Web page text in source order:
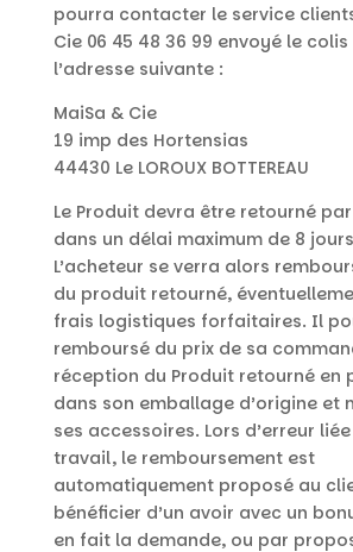
pourra contacter le service
Cie 06 45 48 36 99 envoyé le
l’adresse suivante :
MaiSa & Cie
19 imp des Hortensias
44430 Le LOROUX BOTTEREAU
Le Produit devra être retourné
dans un délai maximum de 8
L’acheteur se verra alors
du produit retourné,
frais logistiques forfaitaires. Il
remboursé du prix de sa
réception du Produit retourné en
dans son emballage d’origine et
ses accessoires. Lors d’erreur
travail, le remboursement est
automatiquement proposé au
bénéficier d’un avoir avec un
en fait la demande, ou par